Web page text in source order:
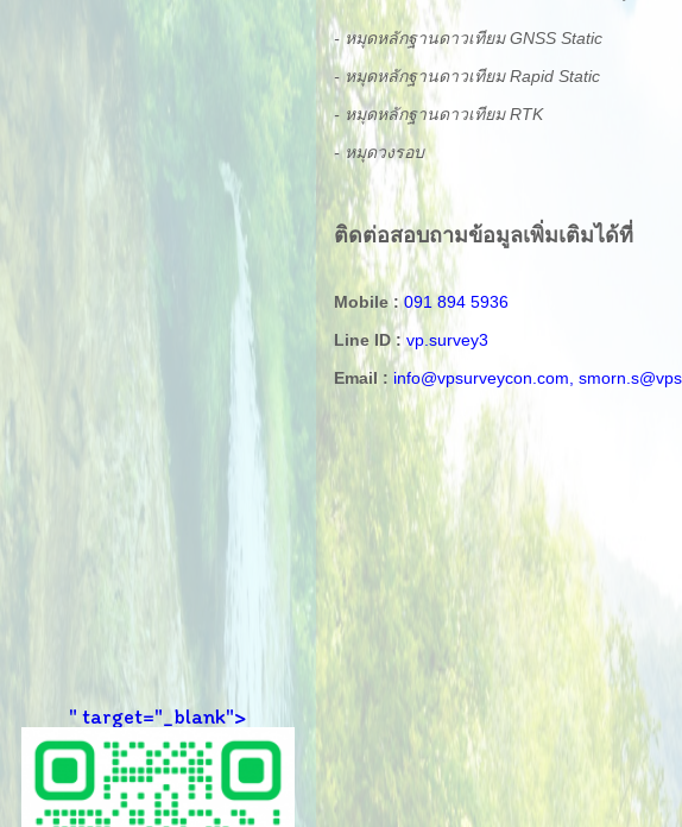
" target="_blank">
- หมุดหลักฐานดาวเทียม GNSS Static
- หมุดหลักฐานดาวเทียม Rapid Static
- หมุดหลักฐานดาวเทียม RTK
- หมุดวงรอบ
ติดต่อสอบถามข้อมูลเพิ่มเติมได้ที่
Mobile :091 894 5936
Line ID : vp.survey3
Email : info@vpsurveycon.com,